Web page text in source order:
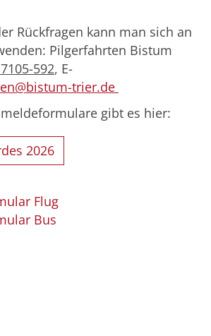
Rückfragen kann man sich an
Pilgerfahrten Bistum
592, E-
trier.de
gibt es hier:
2026
Flug
Bus